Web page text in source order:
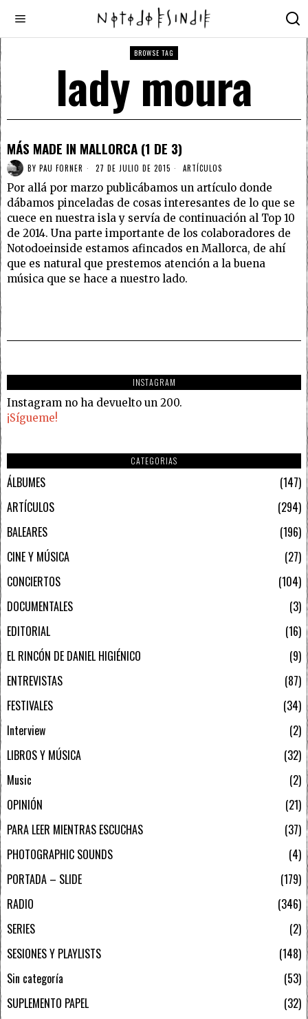
BROWSE TAG
lady moura
MÁS MADE IN MALLORCA (1 DE 3)
BY PAU FORNER 27 DE JULIO DE 2015 ARTÍCULOS
Por allá por marzo publicábamos un artículo donde
dábamos pinceladas de cosas interesantes de lo que se
cuece en nuestra isla y servía de continuación al Top 10
de 2014. Una parte importante de los colaboradores de
Notodoeinside estamos afincados en Mallorca, de ahí
que es natural que prestemos atención a la buena
música que se hace a nuestro lado.
INSTAGRAM
Instagram no ha devuelto un 200.
¡Sígueme!
CATEGORIAS
ÁLBUMES
147
ARTÍCULOS
294
BALEARES
196
CINE Y MÚSICA
27
CONCIERTOS
104
DOCUMENTALES
3
EDITORIAL
16
EL RINCÓN DE DANIEL HIGIÉNICO
9
ENTREVISTAS
87
FESTIVALES
34
Interview
2
LIBROS Y MÚSICA
32
Music
2
OPINIÓN
21
PARA LEER MIENTRAS ESCUCHAS
37
PHOTOGRAPHIC SOUNDS
4
PORTADA – SLIDE
179
RADIO
346
SERIES
2
SESIONES Y PLAYLISTS
148
Sin categoría
53
SUPLEMENTO PAPEL
32